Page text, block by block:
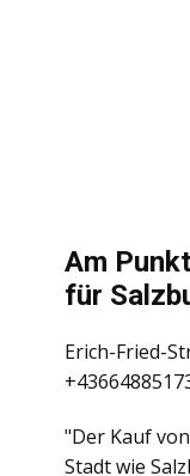
Am
für
Erich-Fried-
"Der Kauf
Stadt wie